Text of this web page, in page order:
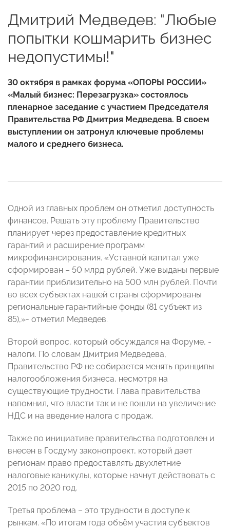
Дмитрий Медведев: "Любые
попытки кошмарить бизнес
недопустимы!"
30 октября в рамках форума «ОПОРЫ РОССИИ»
«Малый бизнес: Перезагрузка» состоялось
пленарное заседание с участием Председателя
Правительства РФ Дмитрия Медведева. В своем
выступлении он затронул ключевые проблемы
малого и среднего бизнеса.
Одной из главных проблем он отметил доступность
финансов. Решать эту проблему Правительство
планирует через предоставление кредитных
гарантий и расширение программ
микрофинансирования. «Уставной капитал уже
сформирован – 50 млрд рублей. Уже выданы первые
гарантии приблизительно на 500 млн рублей. Почти
во всех субъектах нашей страны сформированы
региональные гарантийные фонды (81 субъект из
85),»- отметил Медведев.
Второй вопрос, который обсуждался на Форуме, -
налоги. По словам Дмитрия Медведева,
Правительство РФ не собирается менять принципы
налогообложения бизнеса, несмотря на
существующие трудности. Глава правительства
напомнил, что власти так и не пошли на увеличение
НДС и на введение налога с продаж.
Также по инициативе правительства подготовлен и
внесен в Госдуму законопроект, который дает
регионам право предоставлять двухлетние
налоговые каникулы, которые начнут действовать с
2015 по 2020 год.
Третья проблема – это трудности в доступе к
рынкам. «По итогам года объём участия субъектов